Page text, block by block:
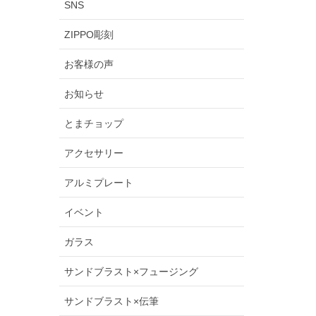
SNS
ZIPPO彫刻
お客様の声
お知らせ
とまチョップ
アクセサリー
アルミプレート
イベント
ガラス
サンドブラスト×フュージング
サンドブラスト×伝筆